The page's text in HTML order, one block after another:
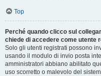
Top
Perché quando clicco sul
chiede di accedere come utente
Solo gli utenti registrati possono
usando il modulo di invio posta
amministratori abbiano abilitato
uso scorretto o malevolo del